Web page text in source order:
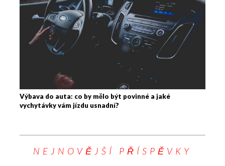
Výbava do auta: co by mělo být povinné a jaké
vychytávky vám jízdu usnadní?
NEJNOVĚJŠÍ PŘÍSPĚVKY